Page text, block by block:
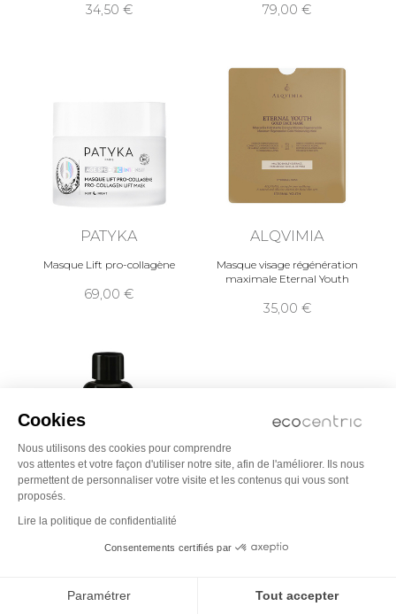
34,50 79,00
PATYKA
Masque Lift pro-collagène
69,00
ALQVIMIA
Masque visage régénération
maximale Eternal Youth
35,00
71,00
Cookies
Nous utilisons des cookies pour comprendre
vos attentes et votre façon d'utiliser notre site, afin de l'améliorer. Ils nous
permettent de personnaliser votre visite et les contenus qui vous sont
proposés.
Lire la politique de confidentialité
Consentements certifiés par
Paramétrer Tout accepter